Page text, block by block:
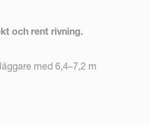
och rent rivning.
med 6,4–7,2 m